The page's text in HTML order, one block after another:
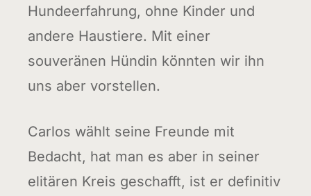
Hundeerfahrung, ohne Kinder und
andere Haustiere. Mit einer
souveränen Hündin könnten wir ihn
uns aber vorstellen.
Carlos wählt seine Freunde mit
Bedacht, hat man es aber in seiner
elitären Kreis geschafft, ist er definitiv